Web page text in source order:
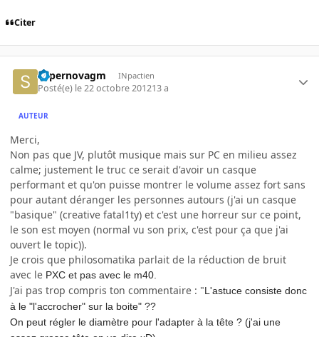
Citer
supernovagm INpactien
Posté(e) le 22 octobre 201213 a
AUTEUR
Merci,
Non pas que JV, plutôt musique mais sur PC en milieu assez
calme; justement le truc ce serait d'avoir un casque
performant et qu'on puisse montrer le volume assez fort sans
pour autant déranger les personnes autours (j'ai un casque
"basique" (creative fatal1ty) et c'est une horreur sur ce point,
le son est moyen (normal vu son prix, c'est pour ça que j'ai
ouvert le topic)).
Je crois que philosomatika parlait de la réduction de bruit
avec le PXC et pas avec le m40.
J'ai pas trop compris ton commentaire : "L'astuce consiste donc
à le "l'accrocher" sur la boite" ??
On peut régler le diamètre pour l'adapter à la tête ? (j'ai une